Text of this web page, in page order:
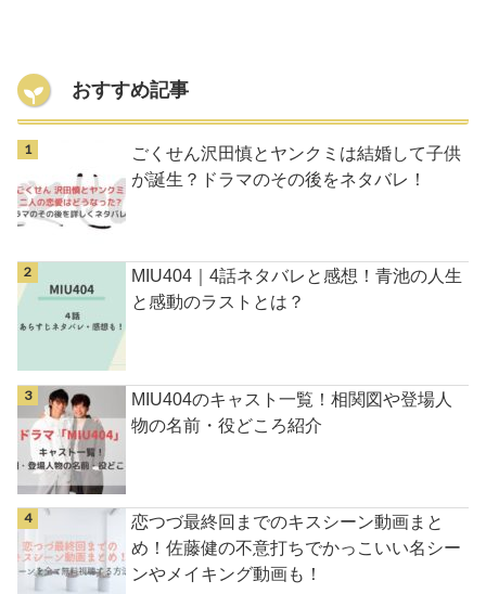
おすすめ記事
ごくせん沢田慎とヤンクミは結婚して子供
が誕生？ドラマのその後をネタバレ！
MIU404｜4話ネタバレと感想！青池の人生
と感動のラストとは？
MIU404のキャスト一覧！相関図や登場人
物の名前・役どころ紹介
恋つづ最終回までのキスシーン動画まと
め！佐藤健の不意打ちでかっこいい名シー
ンやメイキング動画も！